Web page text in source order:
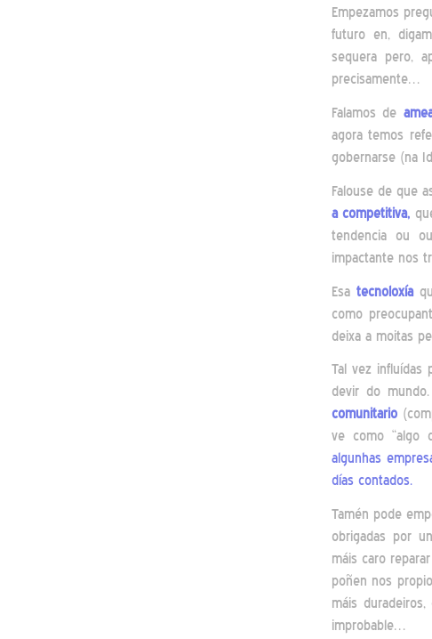
Empezamos
futuro en,
sequera pero,
precisamente…
Falamos de
agora temos
gobernarse (na
Falouse de que
a competitiva,
tendencia ou
impactante nos
Esatecnoloxía
como
deixa a moitas
Tal vez influídas
devir do
comunitario
ve como “algo
algunhas
días contados.
Tamén pode
obrigadas por
máis caro
poñen nos
máis
improbable…